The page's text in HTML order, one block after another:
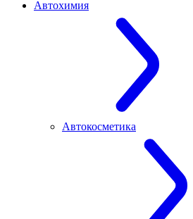
Автохимия
Автокосметика